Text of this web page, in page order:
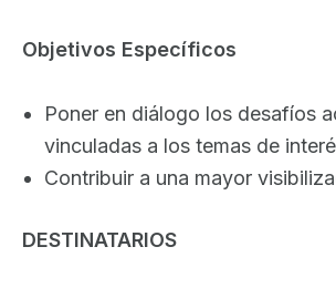
Objetivos Específicos
Poner en diálogo los desafíos
vinculadas a los temas de
Contribuir a una mayor
DESTINATARIOS